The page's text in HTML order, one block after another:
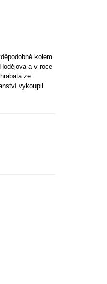
kolem
a v roce
ze
vykoupil.